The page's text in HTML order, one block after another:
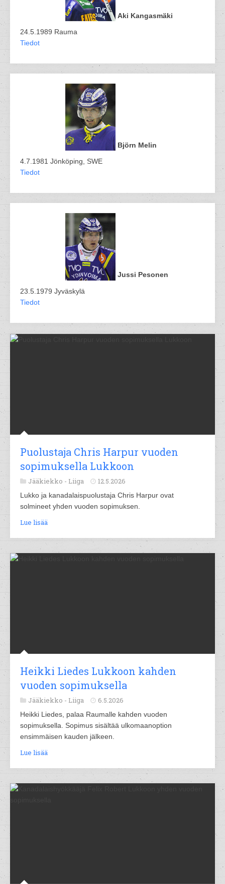
Aki Kangasmäki
24.5.1989 Rauma
Tiedot
Björn Melin
4.7.1981 Jönköping, SWE
Tiedot
Jussi Pesonen
23.5.1979 Jyväskylä
Tiedot
Puolustaja Chris Harpur vuoden
sopimuksella Lukkoon
Jääkiekko - Liiga 12.5.2026
Lukko ja kanadalaispuolustaja Chris Harpur ovat
solmineet yhden vuoden sopimuksen.
Lue lisää
Heikki Liedes Lukkoon kahden
vuoden sopimuksella
Jääkiekko - Liiga 6.5.2026
Heikki Liedes, palaa Raumalle kahden vuoden
sopimuksella. Sopimus sisältää ulkomaanoption
ensimmäisen kauden jälkeen.
Lue lisää